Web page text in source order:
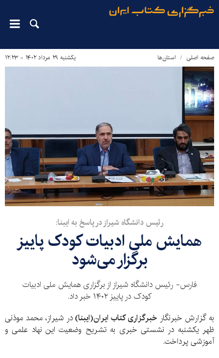
صفحه اصلی استان‌ها یکشنبه ۲۹ مرداد ۱۴۰۲ - ۱۲:۲۳
رئیس دانشگاه شیراز در پاسخ به ایبنا:
همایش ملی ادبیات کودک پاییز
برگزار می‌شود
فارس- رئیس دانشگاه شیراز از برگزاری همایش ملی ادبیات
کودک در پاییز ١۴٠٢ خبر داد.
به گزارش خبرنگار خبرگزاری کتاب ایران(ایبنا)در شیراز، محمد موذنی
ظهر یکشنبه در نشستی خبری به تشریح وضعیت این نهاد علمی و
آموزشی پرداخت.